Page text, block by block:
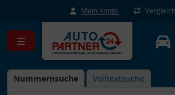
Mein Konto
Nummernsuche Volltextsuche